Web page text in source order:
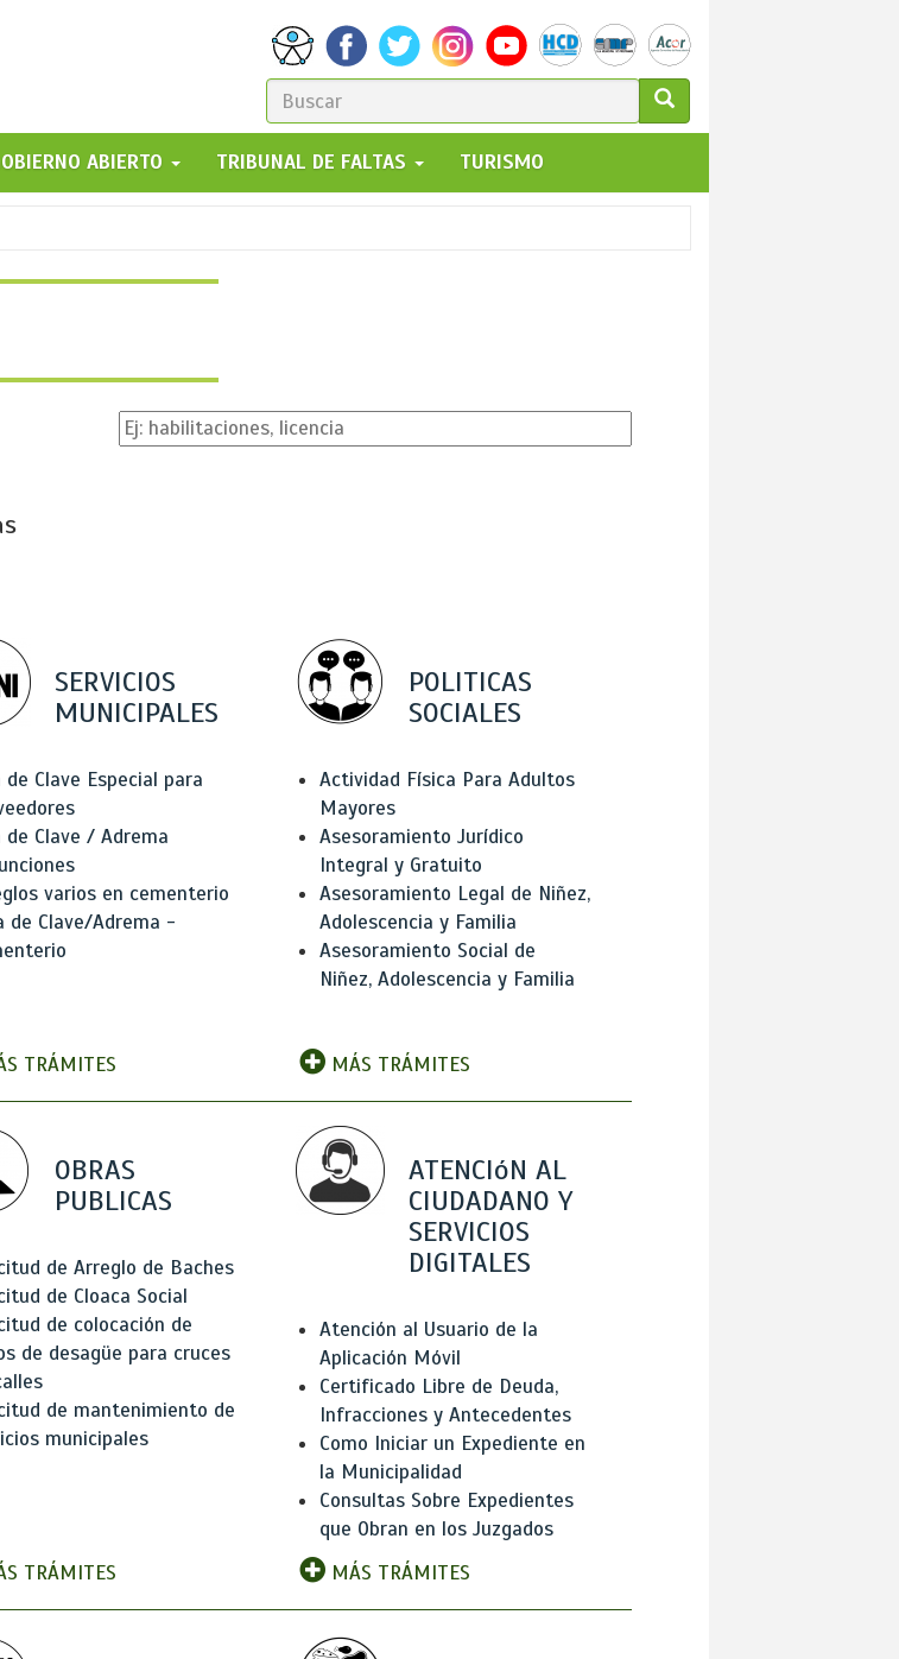
FORMULARIO
DE
BÚSQUEDA
GO!
ABIERTO TRIBUNAL DE FALTAS TURISMO
SERVICIOS
MUNICIPALES
Clave Especial para
de Clave / Adrema
varios en cementerio
de Clave/Adrema -
TRÁMITES
POLITICAS
SOCIALES
Actividad Física Para Adultos
Mayores
Asesoramiento Jurídico
Integral y Gratuito
Asesoramiento Legal de Niñez,
Adolescencia y Familia
Asesoramiento Social de
Niñez, Adolescencia y Familia
MÁS TRÁMITES
OBRAS
PUBLICAS
de Arreglo de Baches
de Cloaca Social
de colocación de
de desagüe para cruces
de mantenimiento de
municipales
TRÁMITES
ATENCIóN AL
CIUDADANO Y
SERVICIOS
DIGITALES
Atención al Usuario de la
Aplicación Móvil
Certificado Libre de Deuda,
Infracciones y Antecedentes
Como Iniciar un Expediente en
la Municipalidad
Consultas Sobre Expedientes
que Obran en los Juzgados
MÁS TRÁMITES